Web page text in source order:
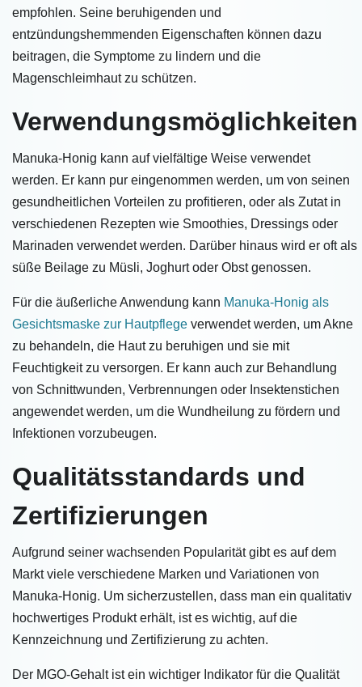
empfohlen. Seine beruhigenden und
entzündungshemmenden Eigenschaften können dazu
beitragen, die Symptome zu lindern und die
Magenschleimhaut zu schützen.
Verwendungsmöglichkeiten
Manuka-Honig kann auf vielfältige Weise verwendet
werden. Er kann pur eingenommen werden, um von seinen
gesundheitlichen Vorteilen zu profitieren, oder als Zutat in
verschiedenen Rezepten wie Smoothies, Dressings oder
Marinaden verwendet werden. Darüber hinaus wird er oft als
süße Beilage zu Müsli, Joghurt oder Obst genossen.
Für die äußerliche Anwendung kann Manuka-Honig als
Gesichtsmaske zur Hautpflege verwendet werden, um Akne
zu behandeln, die Haut zu beruhigen und sie mit
Feuchtigkeit zu versorgen. Er kann auch zur Behandlung
von Schnittwunden, Verbrennungen oder Insektenstichen
angewendet werden, um die Wundheilung zu fördern und
Infektionen vorzubeugen.
Qualitätsstandards und
Zertifizierungen
Aufgrund seiner wachsenden Popularität gibt es auf dem
Markt viele verschiedene Marken und Variationen von
Manuka-Honig. Um sicherzustellen, dass man ein qualitativ
hochwertiges Produkt erhält, ist es wichtig, auf die
Kennzeichnung und Zertifizierung zu achten.
Der MGO-Gehalt ist ein wichtiger Indikator für die Qualität